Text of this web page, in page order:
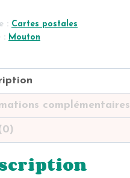
: Cartes postales
: Mouton
complémentaires